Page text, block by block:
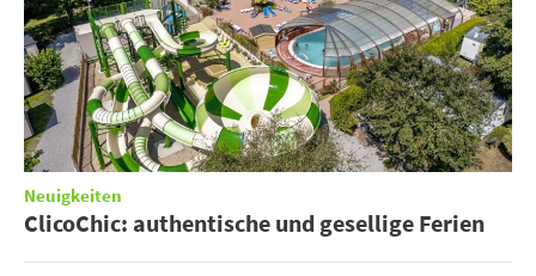
Neuigkeiten
ClicoChic: authentische und gesellige Ferien